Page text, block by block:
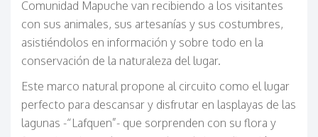
Comunidad Mapuche van recibiendo a los visitantes
con sus animales, sus artesanías y sus costumbres,
asistiéndolos en información y sobre todo en la
conservación de la naturaleza del lugar.
Este marco natural propone al circuito como el lugar
perfecto para descansar y disfrutar en lasplayas de las
lagunas -“Lafquen”- que sorprenden con su flora y